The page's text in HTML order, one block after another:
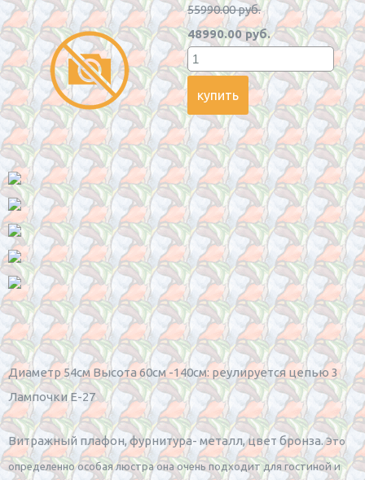
55990.00 руб.
48990.00 руб.
Диаметр 54см Высота 60см -140см: реулируется цепью 3
Лампочки Е-27
Витражный плафон, фурнитура- металл, цвет бронза.Это
определенно особая люстра она очень подходит для гостиной и